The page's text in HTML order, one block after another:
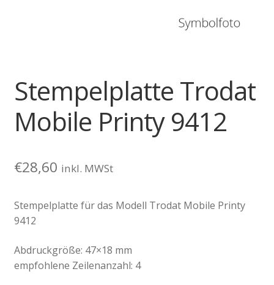
Stempelplatte Trodat
Mobile Printy 9412
€28,60 inkl. MWSt
Stempelplatte für das Modell Trodat Mobile Printy
9412
Abdruckgröße: 47×18 mm
empfohlene Zeilenanzahl: 4